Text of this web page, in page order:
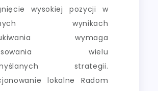
wysokiej pozycji w
wynikach
wymaga
wielu
strategii.
lokalne Radom